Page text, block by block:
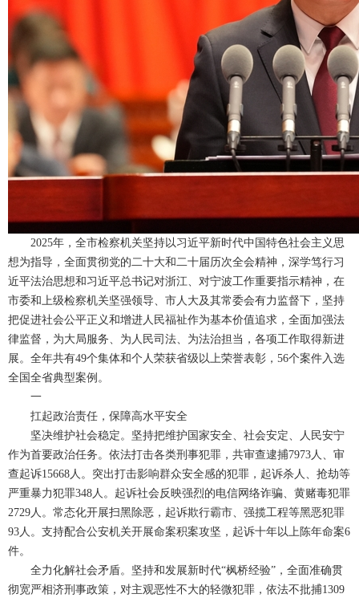
2025年，全市检察机关坚持以习近平新时代中国特色社会主义思
想为指导，全面贯彻党的二十大和二十届历次全会精神，深学笃行习
近平法治思想和习近平总书记对浙江、对宁波工作重要指示精神，在
市委和上级检察机关坚强领导、市人大及其常委会有力监督下，坚持
把促进社会公平正义和增进人民福祉作为基本价值追求，全面加强法
律监督，为大局服务、为人民司法、为法治担当，各项工作取得新进
展。全年共有49个集体和个人荣获省级以上荣誉表彰，56个案件入选
全国全省典型案例。
一
扛起政治责任，保障高水平安全
坚决维护社会稳定。坚持把维护国家安全、社会安定、人民安宁
作为首要政治任务。依法打击各类刑事犯罪，共审查逮捕7973人、审
查起诉15668人。突出打击影响群众安全感的犯罪，起诉杀人、抢劫等
严重暴力犯罪348人。起诉社会反映强烈的电信网络诈骗、黄赌毒犯罪
2729人。常态化开展扫黑除恶，起诉欺行霸市、强揽工程等黑恶犯罪
93人。支持配合公安机关开展命案积案攻坚，起诉十年以上陈年命案6
件。
全力化解社会矛盾。坚持和发展新时代“枫桥经验”，全面准确贯
彻宽严相济刑事政策，对主观恶性不大的轻微犯罪，依法不批捕1309